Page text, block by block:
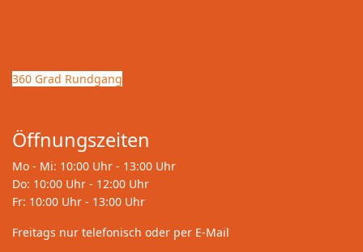
360 Grad Rundgang
Öffnungszeiten
Mo - Mi: 10:00 Uhr - 13:00 Uhr
Do: 10:00 Uhr - 12:00 Uhr
Fr: 10:00 Uhr - 13:00 Uhr
Freitags nur telefonisch oder per E-Mail